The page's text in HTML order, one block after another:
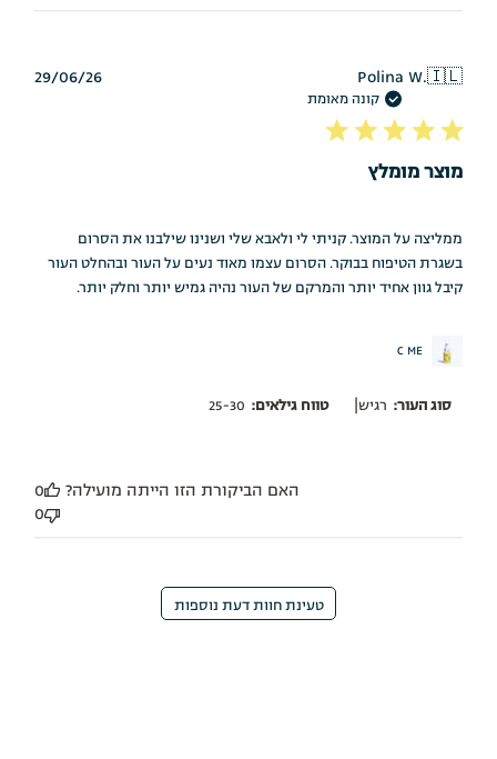
🇮🇱
Polina W.
קונה מאומת
מוצר מומלץ
ממליצה על המוצר. קניתי לי ולאבא שלי ושנינו שילבנו את הסרום
בשגרת הטיפוח בבוקר. הסרום עצמו מאוד נעים על העור ובהחלט העור
קיבל גוון אחיד יותר והמרקם של העור נהיה גמיש יותר וחלק יותר.
C ME
סוג העור: רגיש| טווח גילאים: 25-30
תאריך
29/06/26
האם הביקורת הזו הייתה מועילה?
0
0
טעינת חוות דעת נוספות